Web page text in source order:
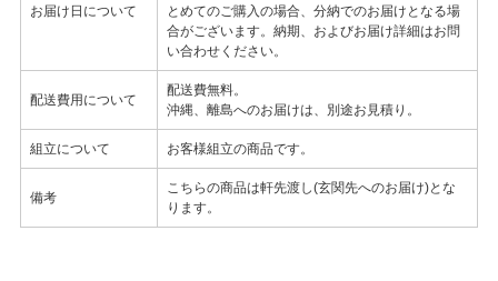
お届け日について
とめてのご購入の場合、分納でのお届けとなる場
合がございます。納期、およびお届け詳細はお問
い合わせください。
配送費用について
配送費無料。
沖縄、離島へのお届けは、別途お見積り。
組立について お客様組立の商品です。
備考
こちらの商品は軒先渡し(玄関先へのお届け)とな
ります。